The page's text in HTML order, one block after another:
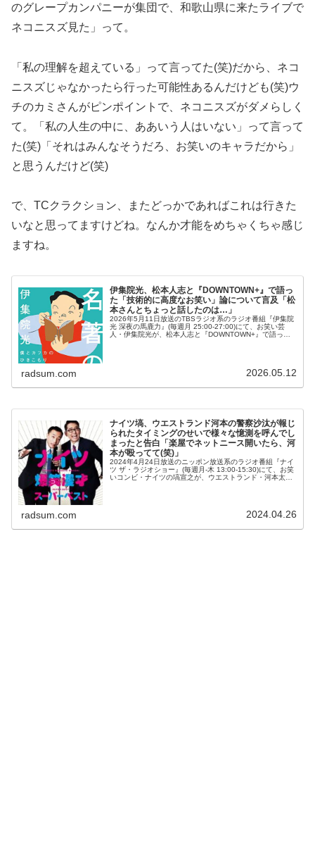
のグレープカンパニーが集団で、和歌山県に来たライブで
ネコニスズ見た」って。
「私の理解を超えている」って言ってた(笑)だから、ネコ
ニスズじゃなかったら行った可能性あるんだけども(笑)ウ
チのカミさんがピンポイントで、ネコニスズがダメらしく
て。「私の人生の中に、ああいう人はいない」って言って
た(笑)「それはみんなそうだろ、お笑いのキャラだから」
と思うんだけど(笑)
で、TCクラクション、またどっかであればこれは行きた
いなと思ってますけどね。なんか才能をめちゃくちゃ感じ
ますね。
伊集院光、松本人志と『DOWNTOWN+』で語っ
た「技術的に高度なお笑い」論について言及「松
本さんとちょっと話したのは…」
2026年5月11日放送のTBSラジオ系のラジオ番組『伊集院
光 深夜の馬鹿力』(毎週月 25:00-27:00)にて、お笑い芸
人・伊集院光が、松本人志と『DOWNTOWN+』で語った
radsum.com 2026.05.12
ナイツ塙、ウエストランド河本の警察沙汰が報じ
られたタイミングのせいで様々な憶測を呼んでし
まったと告白「楽屋でネットニース開いたら、河
本が殴ってて(笑)」
2024年4月24日放送のニッポン放送系のラジオ番組『ナイ
ツ ザ・ラジオショー』(毎週月-木 13:00-15:30)にて、お笑
いコンビ・ナイツの塙宣之が、ウエストランド・河本太の
radsum.com 2024.04.26